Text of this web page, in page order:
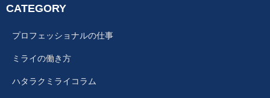
CATEGORY
プロフェッショナルの仕事
ミライの働き方
ハタラクミライコラム